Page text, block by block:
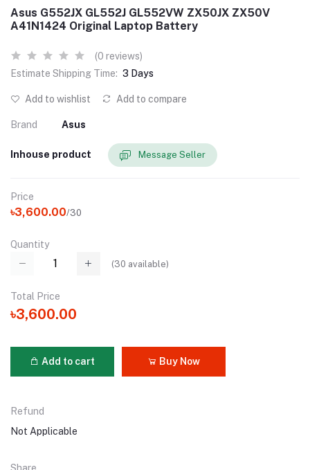
Asus G552JX GL552J GL552VW ZX50JX ZX50V
A41N1424 Original Laptop Battery
(0 reviews)
Estimate Shipping Time: 3 Days
Add to wishlist Add to compare
Brand Asus
Inhouse product Message Seller
Price
৳3,600.00/30
Quantity
(30 available)
Total Price
৳3,600.00
Add to cart Buy Now
Refund
Not Applicable
Share